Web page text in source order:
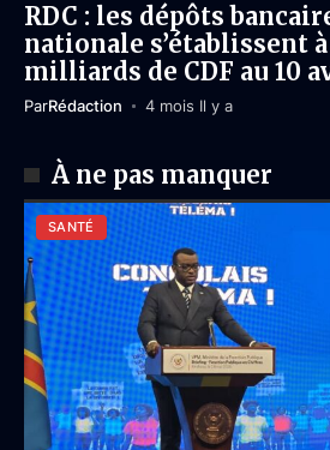
RDC : les dépôts
nationale s’établissent
milliards de CDF au 10
ParRédaction 4 mois Il y a
À ne pas manquer
SANTÉ